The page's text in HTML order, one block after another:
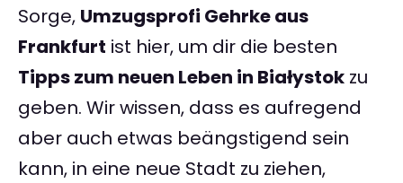
Sorge, Umzugsprofi Gehrke aus
Frankfurt ist hier, um dir die besten
Tipps zum neuen Leben in Białystok zu
geben. Wir wissen, dass es aufregend
aber auch etwas beängstigend sein
kann, in eine neue Stadt zu ziehen,